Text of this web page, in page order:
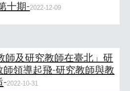
十期-2022-12-09
師及研究教師在臺北」研
領導起飛-研究教師與教
-2022-10-31